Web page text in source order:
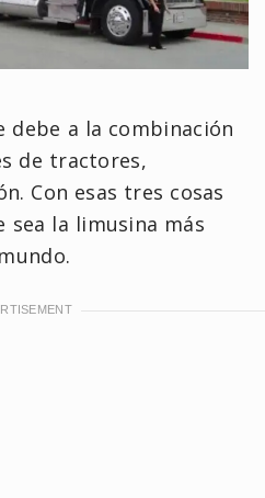
debe a la combinación
de tractores,
Con esas tres cosas
sea la limusina más